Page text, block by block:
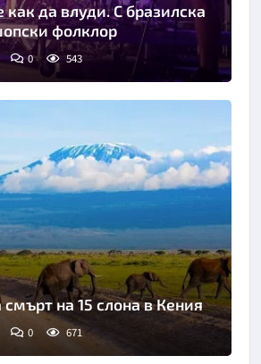
влуди. С бразилска
фолклор
0 543
на 15 слона в Кения
0 671